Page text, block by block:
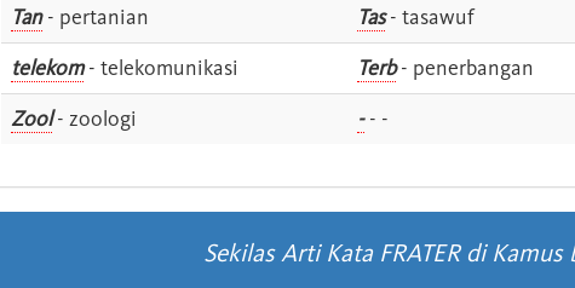
Tan- pertanian Tas- tasawuf
telekom- telekomunikasi Terb- penerbangan
Zool- zoologi -- -
Sekilas Arti Kata FRATER di